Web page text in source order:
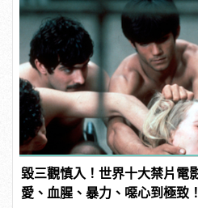
毀三觀慎入！世界十大禁片電
愛、血腥、暴力、噁心到極致！